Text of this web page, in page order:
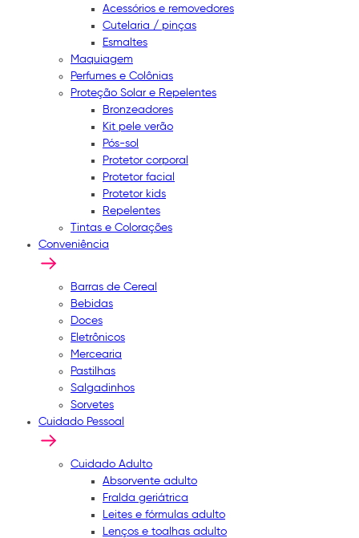
Acessórios e removedores
Cutelaria / pinças
Esmaltes
Maquiagem
Perfumes e Colônias
Proteção Solar e Repelentes
Bronzeadores
Kit pele verão
Pós-sol
Protetor corporal
Protetor facial
Protetor kids
Repelentes
Tintas e Colorações
Conveniência
Barras de Cereal
Bebidas
Doces
Eletrônicos
Mercearia
Pastilhas
Salgadinhos
Sorvetes
Cuidado Pessoal
Cuidado Adulto
Absorvente adulto
Fralda geriátrica
Leites e fórmulas adulto
Lenços e toalhas adulto